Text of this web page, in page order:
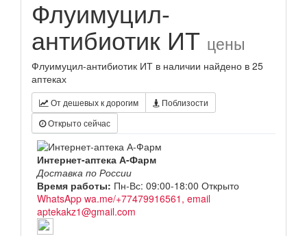
Флуимуцил-
антибиотик ИТ цены
Флуимуцил-антибиотик ИТ в наличии найдено в 25
аптеках
От дешевых к дорогим
Поблизости
Открыто сейчас
Интернет-аптека А-Фарм
Доставка по России
Время работы: Пн-Вс: 09:00-18:00 Открыто
WhatsApp wa.me/+77479916561, email
aptekakz1@gmail.com